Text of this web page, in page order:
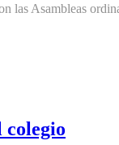
las Asambleas